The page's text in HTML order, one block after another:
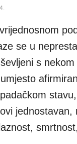
se u
s
jednostavan,